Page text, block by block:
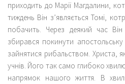
приходить до Марії Магдалини,
тиждень Він з’являється Томі,
побачить. Через деякий час Він
збирався покинути
зайнятися рибальством. Христа,
учнів. Його так само глибоко
напрямок нашого життя. В